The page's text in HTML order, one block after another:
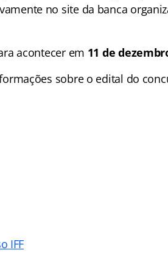
no site da banca
acontecer em 11 de
sobre o edital do
IFF